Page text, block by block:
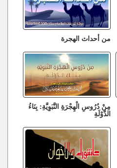
من أحداث الهجرة
مِنْ دُرُوسِ الْهِجْرَةِ النَّبَوِيَّةِ: بِنَاءُ
الدَّوْلَةِ